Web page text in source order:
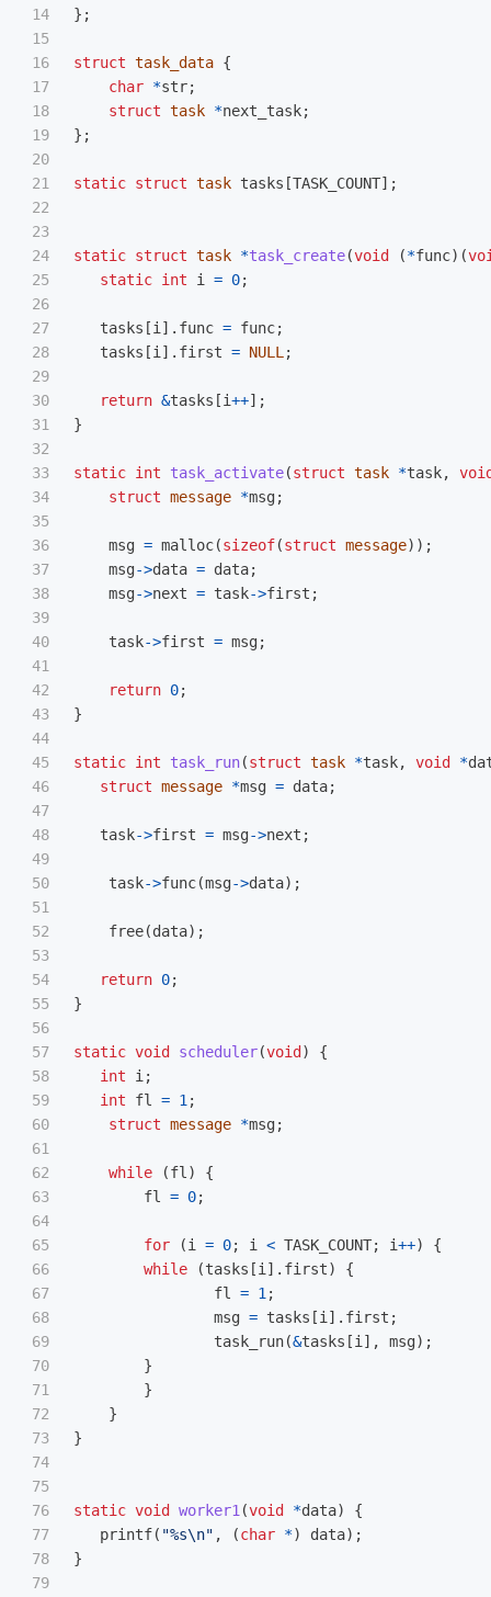
14
15
16
17
18
19
20
21
22
23
24
25
26
27
28
29
30
31
32
33
34
35
36
37
38
39
40
41
42
43
44
45
46
47
48
49
50
51
52
53
54
55
56
57
58
59
60
61
62
63
64
65
66
67
68
69
70
71
72
73
74
75
76
77
78
79
};
struct task_data {
char *str;
struct task *next_task;
};
static struct task tasks [TASK_COUNT];
static struct task *task_create(void (*func)(
static int i = 0;
tasks [i]. func = func;
tasks [i]. first = NULL;
return &tasks [i++];
}
static int task_activate(struct task *task,
struct message *msg;
msg = malloc(sizeof(struct message));
msg->data = data;
msg->next = task->first ;
task->first = msg;
return 0;
}
static int task_run(struct task *task, void *
struct message *msg = data;
task->first = msg->next ;
task->func(msg->data);
free(data);
return 0;
}
static void scheduler(void )
{
int
i;
int
fl = 1;
struct message *msg;
while (fl)
{
fl = 0;
for (i = 0; i < TASK_COUNT; i++)
{
while
(tasks [i]. first)
{
fl = 1;
msg = tasks [i]. first ;
task_run(&tasks [i], msg);
}
}
}
}
static void worker1(void *data)
{
printf( "%s\n" , (char *) data);
}